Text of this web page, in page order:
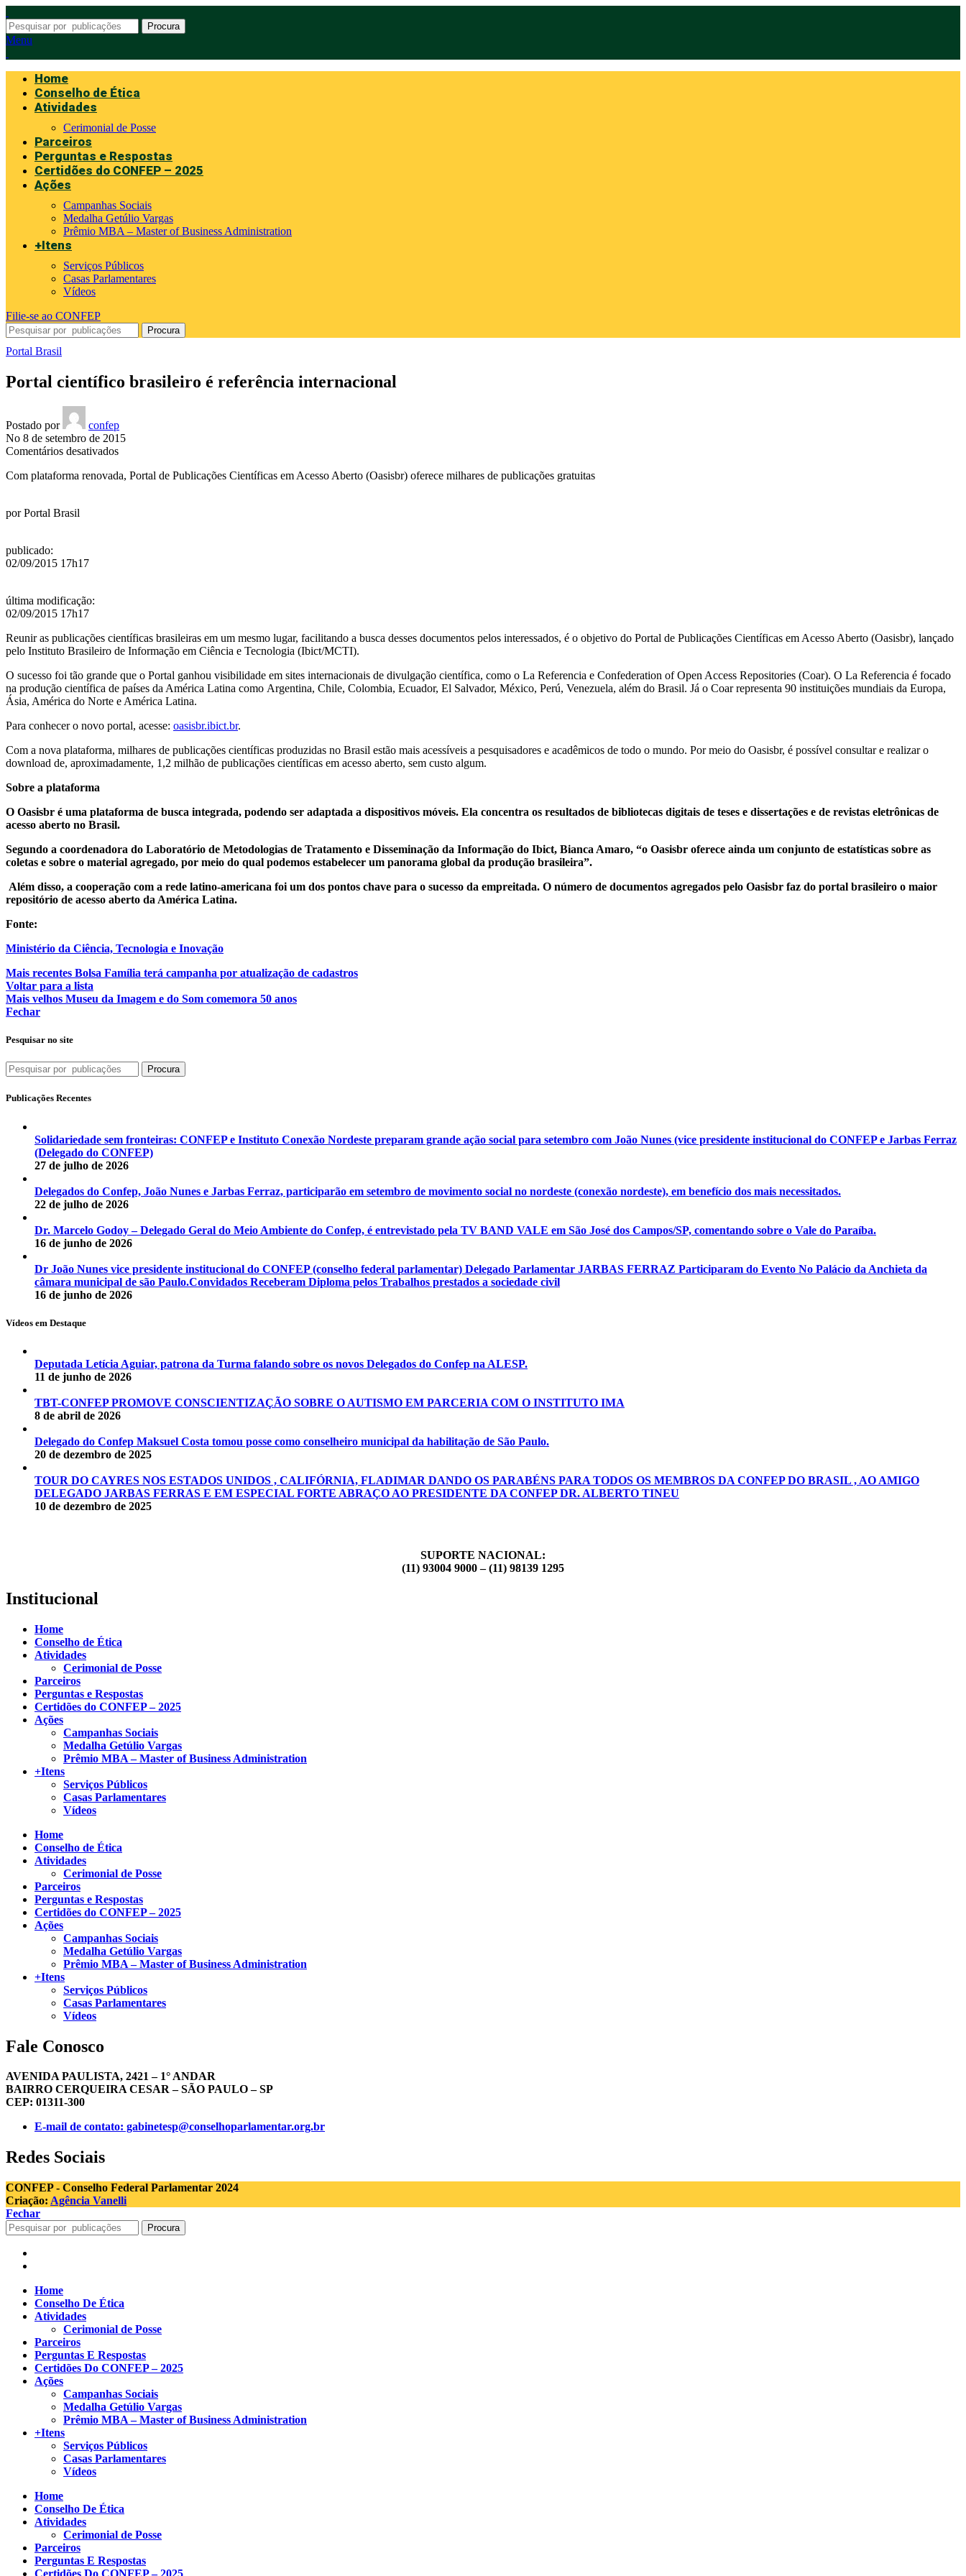
Procura
Menu
Home
Conselho de Ética
Atividades
Cerimonial de Posse
Parceiros
Perguntas e Respostas
Certidões do CONFEP – 2025
Ações
Campanhas Sociais
Medalha Getúlio Vargas
Prêmio MBA – Master of Business Administration
+Itens
Serviços Públicos
Casas Parlamentares
Vídeos
Filie-se ao CONFEP
Procura
Portal Brasil
Portal científico brasileiro é referência internacional
Postado por
confep
No 8 de setembro de 2015
Comentários desativadosem
científico
Com plataforma renovada, Portal de Publicações Científicas em Acesso Aberto (Oasisbr) oferece milhares de publicações gratuitas
porPortal Brasil
publicado:
02/09/2015 17h17
última modificação:
02/09/2015 17h17
Reunir as publicações científicas brasileiras em um mesmo lugar, facilitando a busca desses documentos pelos interessados, é o objetivo do Portal de Publicações Científicas em Acesso Aberto (Oasisbr), lançado
pelo Instituto Brasileiro de Informação em Ciência e Tecnologia (Ibict/MCTI).
O sucesso foi tão grande que o Portal ganhou visibilidade em sites internacionais de divulgação científica, como o La Referencia e Confederation of Open Access Repositories (Coar). O La Referencia é focado
na produção científica de países da América Latina como Argentina, Chile, Colombia, Ecuador, El Salvador, México, Perú, Venezuela, além do Brasil. Já o Coar representa 90 instituições mundiais da Europa,
Ásia, América do Norte e América Latina.
Para conhecer o novo portal, acesse: oasisbr.ibict.br.
Com a nova plataforma, milhares de publicações científicas produzidas no Brasil estão mais acessíveis a pesquisadores e acadêmicos de todo o mundo. Por meio do Oasisbr, é possível consultar e realizar o
download de, aproximadamente, 1,2 milhão de publicações científicas em acesso aberto, sem custo algum.
Sobre a plataforma
O Oasisbr é uma plataforma de busca integrada, podendo ser adaptada a dispositivos móveis. Ela concentra os resultados de bibliotecas digitais de teses e dissertações e de revistas eletrônicas de
acesso aberto no Brasil.
Segundo a coordenadora do Laboratório de Metodologias de Tratamento e Disseminação da Informação do Ibict, Bianca Amaro, “o Oasisbr oferece ainda um conjunto de estatísticas sobre as
coletas e sobre o material agregado, por meio do qual podemos estabelecer um panorama global da produção brasileira”.
Além disso, a cooperação com a rede latino-americana foi um dos pontos chave para o sucesso da empreitada. O número de documentos agregados pelo Oasisbr faz do portal brasileiro o maior
repositório de acesso aberto da América Latina.
Fonte:
Ministério da Ciência, Tecnologia e Inovação
Mais recentes Bolsa Família terá campanha por atualização de cadastros
Voltar para a lista
Mais velhos Museu da Imagem e do Som comemora 50 anos
Fechar
Pesquisar no site
Procura
Publicações Recentes
Solidariedade sem fronteiras: CONFEP e Instituto Conexão Nordeste preparam grande ação social para setembro com João Nunes (vice presidente institucional do CONFEP e Jarbas Ferraz
(Delegado do CONFEP)
27 de julho de 2026
Delegados do Confep, João Nunes e Jarbas Ferraz, participarão em setembro de movimento social no nordeste (conexão nordeste), em benefício dos mais necessitados.
22 de julho de 2026
Dr. Marcelo Godoy – Delegado Geral do Meio Ambiente do Confep, é entrevistado pela TV BAND VALE em São José dos Campos/SP, comentando sobre o Vale do Paraíba.
16 de junho de 2026
Dr João Nunes vice presidente institucional do CONFEP (conselho federal parlamentar) Delegado Parlamentar JARBAS FERRAZ Participaram do Evento No Palácio da Anchieta da
câmara municipal de são Paulo.Convidados Receberam Diploma pelos Trabalhos prestados a sociedade civil
16 de junho de 2026
Vídeos em Destaque
Deputada Letícia Aguiar, patrona da Turma falando sobre os novos Delegados do Confep na ALESP.
11 de junho de 2026
TBT-CONFEP PROMOVE CONSCIENTIZAÇÃO SOBRE O AUTISMO EM PARCERIA COM O INSTITUTO IMA
8 de abril de 2026
Delegado do Confep Maksuel Costa tomou posse como conselheiro municipal da habilitação de São Paulo.
20 de dezembro de 2025
TOUR DO CAYRES NOS ESTADOS UNIDOS , CALIFÓRNIA, FLADIMAR DANDO OS PARABÉNS PARA TODOS OS MEMBROS DA CONFEP DO BRASIL , AO AMIGO
DELEGADO JARBAS FERRAS E EM ESPECIAL FORTE ABRAÇO AO PRESIDENTE DA CONFEP DR. ALBERTO TINEU
10 de dezembro de 2025
SUPORTE NACIONAL:
(11) 93004 9000 – (11) 98139 1295
Institucional
Home
Conselho de Ética
Atividades
Cerimonial de Posse
Parceiros
Perguntas e Respostas
Certidões do CONFEP – 2025
Ações
Campanhas Sociais
Medalha Getúlio Vargas
Prêmio MBA – Master of Business Administration
+Itens
Serviços Públicos
Casas Parlamentares
Vídeos
Home
Conselho de Ética
Atividades
Cerimonial de Posse
Parceiros
Perguntas e Respostas
Certidões do CONFEP – 2025
Ações
Campanhas Sociais
Medalha Getúlio Vargas
Prêmio MBA – Master of Business Administration
+Itens
Serviços Públicos
Casas Parlamentares
Vídeos
Fale Conosco
AVENIDA PAULISTA, 2421 – 1° ANDAR
BAIRRO CERQUEIRA CESAR – SÃO PAULO – SP
CEP: 01311-300
E-mail de contato: gabinetesp@conselhoparlamentar.org.br
Redes Sociais
CONFEP - Conselho Federal Parlamentar 2024
Criação: Agência Vanelli
Fechar
Procura
Home
Conselho De Ética
Atividades
Cerimonial de Posse
Parceiros
Perguntas E Respostas
Certidões Do CONFEP – 2025
Ações
Campanhas Sociais
Medalha Getúlio Vargas
Prêmio MBA – Master of Business Administration
+Itens
Serviços Públicos
Casas Parlamentares
Vídeos
Home
Conselho De Ética
Atividades
Cerimonial de Posse
Parceiros
Perguntas E Respostas